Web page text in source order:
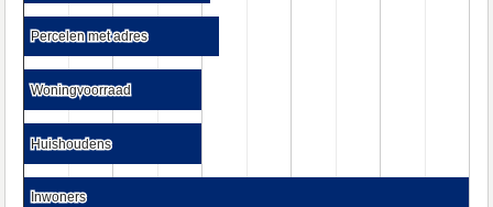
Percelen met adres
Percelen met adres
Woningvoorraad
Woningvoorraad
Huishoudens
Huishoudens
Inwoners
Inwoners